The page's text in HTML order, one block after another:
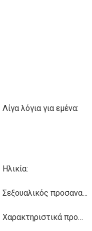
Λίγα λόγια για εμένα:
Ηλικία:
Σεξουαλικός προσανατολισμός:
Χαρακτηριστικά προσωπικότητας: